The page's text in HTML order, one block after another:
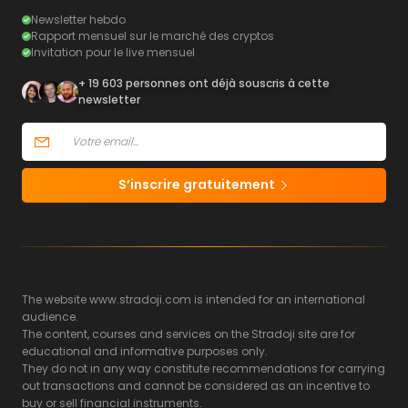
Newsletter hebdo
Rapport mensuel sur le marché des cryptos
Invitation pour le live mensuel
+ 19 603 personnes ont déjà souscris à cette
newsletter
S’inscrire gratuitement
The website www.stradoji.com is intended for an international
audience.
The content, courses and services on the Stradoji site are for
educational and informative purposes only.
They do not in any way constitute recommendations for carrying
out transactions and cannot be considered as an incentive to
buy or sell financial instruments.